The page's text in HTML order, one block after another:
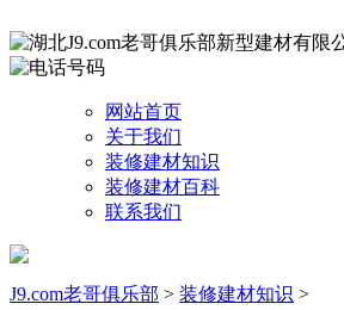
网站首页
关于我们
装修建材知识
装修建材百科
联系我们
J9.com老哥俱乐部 > 装修建材知识 >